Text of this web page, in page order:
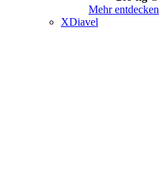
Mehr entdecken
XDiavel